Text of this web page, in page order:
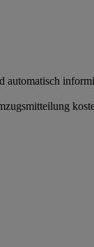
automatisch